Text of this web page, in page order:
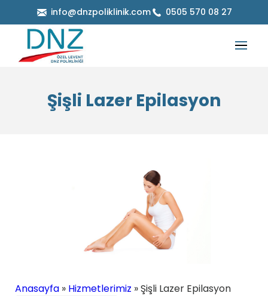
info@dnzpoliklinik.com 0505 570 08 27
Şişli Lazer Epilasyon
Anasayfa » Hizmetlerimiz »Şişli Lazer Epilasyon